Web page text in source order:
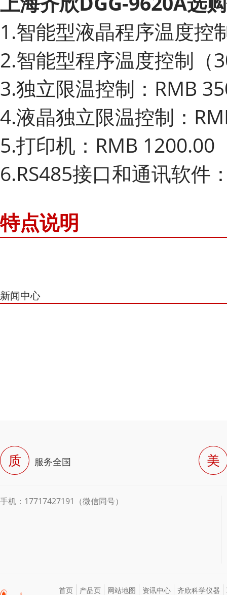
1.智能型液晶程序温度控
2.智能型程序温度控制（
3.独立限温控制：RMB
4.液晶独立限温控制：
5.打印机：RMB 1200.00
6.RS485接口和通讯软件
特点说明
新闻中心
质 服务全国 美
手机：17717427191（微信同号）
首页 产品页 网站地图 资讯中心 齐欣科学仪器